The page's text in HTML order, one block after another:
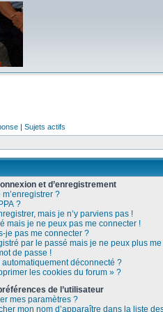
| Sujets actifs
et d’enregistrement
?
?
mais je n’y parviens pas !
mais je ne peux pas me connecter !
je pas me connecter ?
par le passé mais je ne peux plus
de passe !
déconnecté ?
les cookies du forum » ?
de l’utilisateur
mes paramètres ?
mon nom d’apparaître dans la liste